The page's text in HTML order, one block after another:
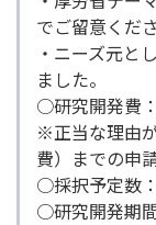
でご留意くださ
・ニーズ元と
ました。
○研究開発費
※正当な理由
費）までの申
○採択予定数
○研究開発期